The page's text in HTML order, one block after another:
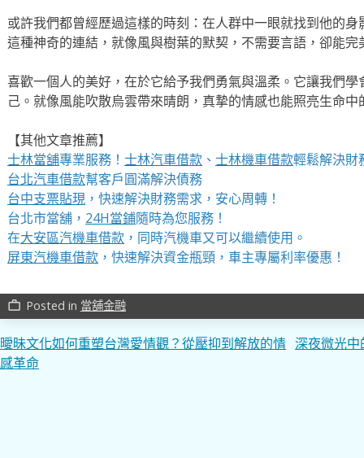
或許我們都曾經歷過這樣的時刻：在人群中一眼就找到他的
這種神奇的連結，就像風與樹葉的默契，不需要言語，卻能完
喜歡一個人的美好，在於它給予我們勇氣與溫柔。它讓我們
己。就像風能吹散烏雲帶來晴朗，真摯的情感也能照亮生命中
【其他文章推薦】
士林當舖專業服務！ 士林汽車借款、 士林機車借款輕鬆解決財
台北汽車借款幫客戶圓滿解決債務
台中支票貼現，快速解決財務需求，安心周轉！
台北市當舖， 24H當鋪隨時為您服務！
在大安區汽機車借款，同時汽機車又可以繼續使用。
屏東汽機車借款，快速解決資金瓶頸，車主專屬利率優惠！
work_outline Posted in 當舖金融
文
章
曖昧文化如何重塑台灣愛情觀？從壓抑到解放的情
感革命
深夜微光